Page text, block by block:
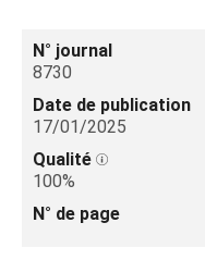
N° journal
8730
Date de publication
17/01/2025
Qualité
100%
N° de page